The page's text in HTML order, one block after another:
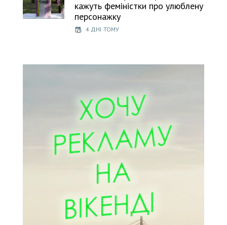
кажуть феміністки про улюблену
персонажку
4 ДНІ ТОМУ